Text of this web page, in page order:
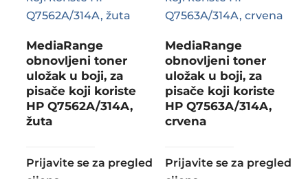
MediaRange
obnovljeni toner
uložak u boji, za
pisače koji koriste
HP Q7562A/314A,
žuta
Prijavite se za pregled
MediaRange
obnovljeni toner
uložak u boji, za
pisače koji koriste
HP Q7563A/314A,
crvena
Prijavite se za pregled